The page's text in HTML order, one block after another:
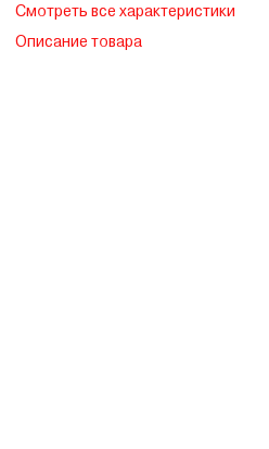
Смотреть все характеристики
Описание товара